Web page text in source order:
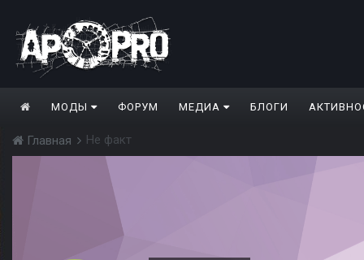
МОДЫ ФОРУМ МЕДИА БЛОГИ
Главная Не факт